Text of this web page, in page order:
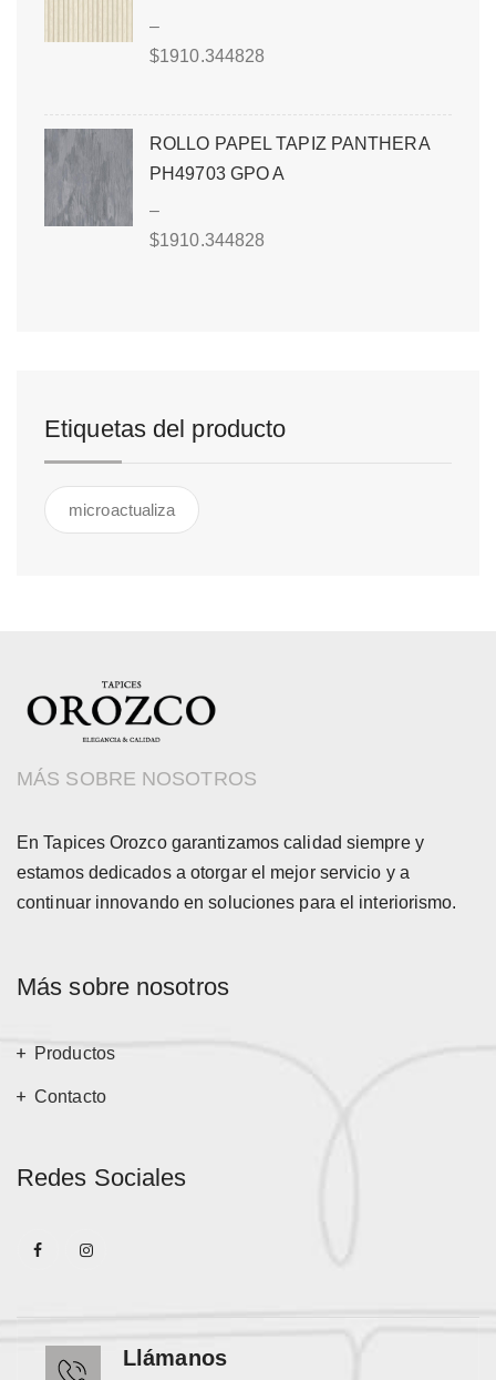
–
$1910.344828
ROLLO PAPEL TAPIZ PANTHERA
PH49703 GPO A
–
$1910.344828
Etiquetas del producto
microactualiza
MÁS SOBRE NOSOTROS
En Tapices Orozco garantizamos calidad siempre y
estamos dedicados a otorgar el mejor servicio y a
continuar innovando en soluciones para el interiorismo.
Más sobre nosotros
Productos
Contacto
Redes Sociales
Llámanos